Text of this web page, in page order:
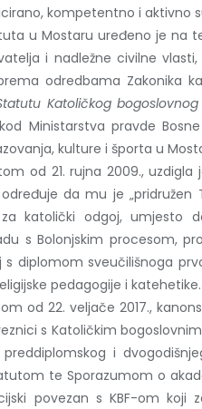
kompetentno i
u Mostaru uređeno je na
i nadležne civilne
odredbama Zakonika
Katoličkog
Ministarstva pravde
kulture i športa u
od 21. rujna 2009.,
da mu je „pridružen
katolički odgoj, umjesto
s Bolonjskim procesom,
diplomom sveučilišnoga
pedagogije i katehetike.
od 22. veljače 2017.,
s Katoličkim
i
te Sporazumom o
povezan s KBF-om